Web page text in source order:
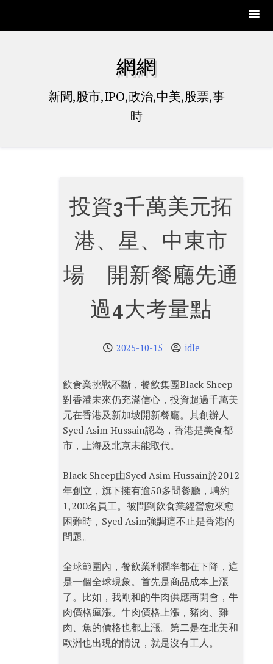
網網
新聞,股市,IPO,政治,中美,股票,事
時
投資3千萬美元拓
港、星、中東市
場 開新餐廳先通
過4大考量點
2025-10-15 idle
飲食業挑戰不斷，餐飲集團Black Sheep
對香港未來仍充滿信心，投資超過千萬美
元在香港及新加坡開新餐廳。其創辦人
Syed Asim Hussain認為，香港是美食都
市，上海及北京未能取代。
Black Sheep由Syed Asim Hussain於2012
年創立，旗下擁有逾50多間餐廳，聘約
1,200名員工。被問到飲食業經營愈來愈
困難時，Syed Asim強調這不止是香港的
問題。
全球範圍內，餐飲業利潤率都在下降，這
是一個全球現象。首先是商品成本上漲
了。比如，我剛和的牛肉供應商開會，牛
肉價格瘋漲。牛肉價格上漲，豬肉、雞
肉、魚的價格也都上漲。第二是在北美和
歐洲也出現的情況，就是沒有工人。